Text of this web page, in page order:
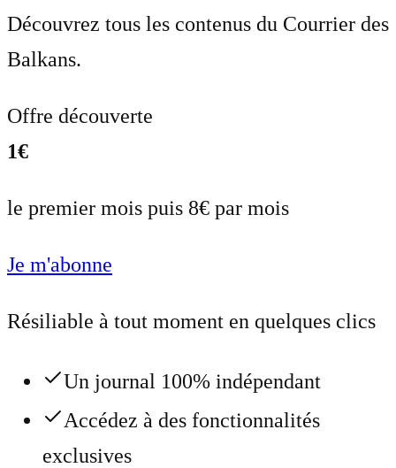
Découvrez tous les contenus du Courrier des
Balkans.
Offre découverte
1€
le premier mois puis 8€ par mois
Je m'abonne
Résiliable à tout moment en quelques clics
Un journal 100% indépendant
Accédez à des fonctionnalités
exclusives